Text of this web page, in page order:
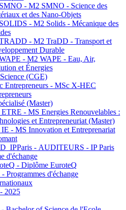
- M2 SMNO - Science des
et des Nano-Objets
- M2 Solids - Mécanique des
- M2 TraDD - Transport et
Durable
- M2 WAPE - Eau, Air,
et Énergies
(CGE)
Entrepreneurs - MSc X-HEC
(Master)
- MS Energies Renouvelables :
et Entrepreneuriat (Master)
- MS Innovation et Entreprenariat
- AUDITEURS - IP Paris
d'échange
- Diplôme EuroteQ
Programmes d'échange
2025